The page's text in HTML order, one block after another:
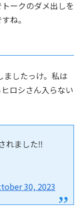
ークのダメ出しを
ね。
ましたっけ。私は
ロシさん入らない
れました‼︎
30, 2023